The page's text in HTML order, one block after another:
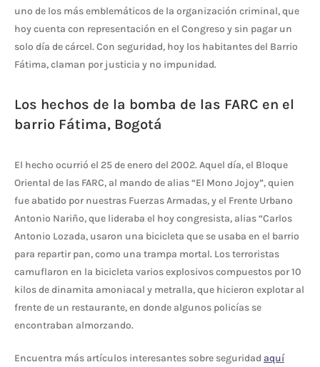
uno de los más emblemáticos de la organización criminal, que
hoy cuenta con representación en el Congreso y sin pagar un
solo día de cárcel. Con seguridad, hoy los habitantes del Barrio
Fátima, claman por justicia y no impunidad.
Los hechos de la bomba de las FARC en el
barrio Fátima, Bogotá
El hecho ocurrió el 25 de enero del 2002. Aquel día, el Bloque
Oriental de las FARC, al mando de alias “El Mono Jojoy”, quien
fue abatido por nuestras Fuerzas Armadas, y el Frente Urbano
Antonio Nariño, que lideraba el hoy congresista, alias “Carlos
Antonio Lozada, usaron una bicicleta que se usaba en el barrio
para repartir pan, como una trampa mortal. Los terroristas
camuflaron en la bicicleta varios explosivos compuestos por 10
kilos de dinamita amoniacal y metralla, que hicieron explotar al
frente de un restaurante, en donde algunos policías se
encontraban almorzando.
Encuentra más artículos interesantes sobre seguridad aquí